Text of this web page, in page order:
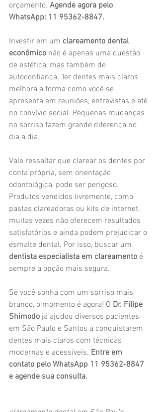
orçamento. Agende agora pelo
WhatsApp: 11 95362-8847.
Investir em um clareamento dental
econômico não é apenas uma questão
de estética, mas também de
autoconfiança. Ter dentes mais claros
melhora a forma como você se
apresenta em reuniões, entrevistas e até
no convívio social. Pequenas mudanças
no sorriso fazem grande diferença no
dia a dia.
Vale ressaltar que clarear os dentes por
conta própria, sem orientação
odontológica, pode ser perigoso.
Produtos vendidos livremente, como
pastas clareadoras ou kits de internet,
muitas vezes não oferecem resultados
satisfatórios e ainda podem prejudicar o
esmalte dental. Por isso, buscar um
dentista especialista em clareamento é
sempre a opção mais segura.
Se você sonha com um sorriso mais
branco, o momento é agora! O Dr. Filipe
Shimodo já ajudou diversos pacientes
em São Paulo e Santos a conquistarem
dentes mais claros com técnicas
modernas e acessíveis. Entre em
contato pelo WhatsApp 11 95362-8847
e agende sua consulta.